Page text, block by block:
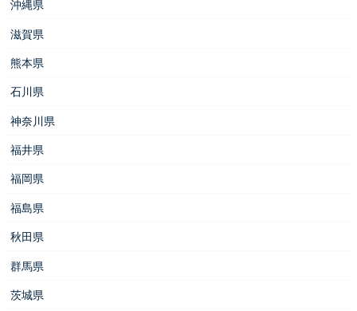
沖縄県
滋賀県
熊本県
石川県
神奈川県
福井県
福岡県
福島県
秋田県
群馬県
茨城県